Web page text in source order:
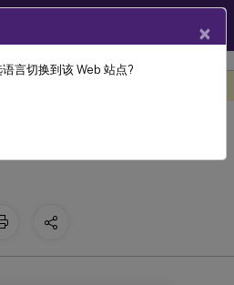
Recording 2210
文档历史记录
×
言切换到该 Web 站点?